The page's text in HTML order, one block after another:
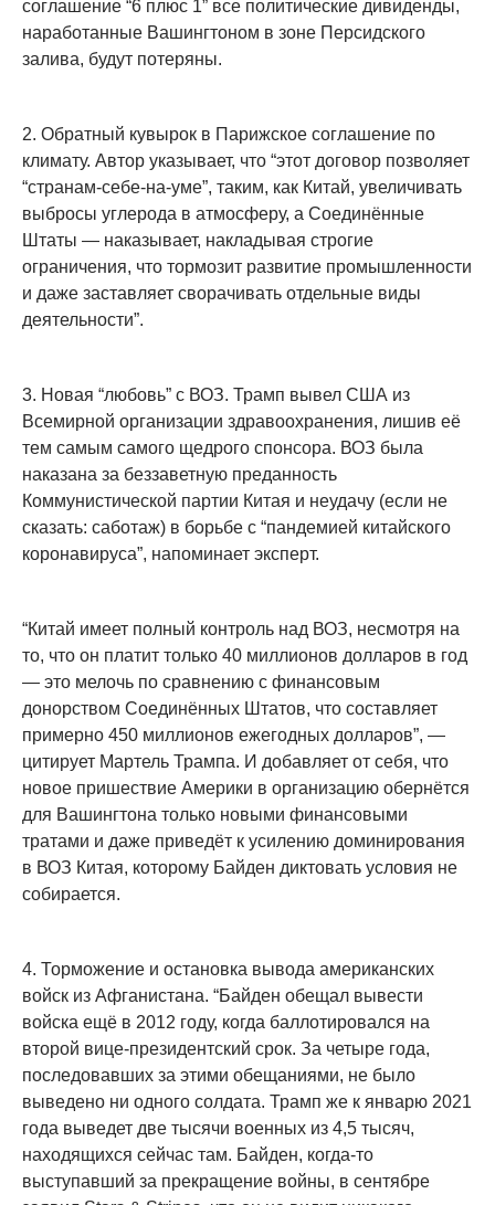
соглашение “6 плюс 1” все политические дивиденды,
наработанные Вашингтоном в зоне Персидского
залива, будут потеряны.
2. Обратный кувырок в Парижское соглашение по
климату. Автор указывает, что “этот договор позволяет
“странам-себе-на-уме”, таким, как Китай, увеличивать
выбросы углерода в атмосферу, а Соединённые
Штаты — наказывает, накладывая строгие
ограничения, что тормозит развитие промышленности
и даже заставляет сворачивать отдельные виды
деятельности”.
3. Новая “любовь” с ВОЗ. Трамп вывел США из
Всемирной организации здравоохранения, лишив её
тем самым самого щедрого спонсора. ВОЗ была
наказана за беззаветную преданность
Коммунистической партии Китая и неудачу (если не
сказать: саботаж) в борьбе с “пандемией китайского
коронавируса”, напоминает эксперт.
“Китай имеет полный контроль над ВОЗ, несмотря на
то, что он платит только 40 миллионов долларов в год
— это мелочь по сравнению с финансовым
донорством Соединённых Штатов, что составляет
примерно 450 миллионов ежегодных долларов”, —
цитирует Мартель Трампа. И добавляет от себя, что
новое пришествие Америки в организацию обернётся
для Вашингтона только новыми финансовыми
тратами и даже приведёт к усилению доминирования
в ВОЗ Китая, которому Байден диктовать условия не
собирается.
4. Торможение и остановка вывода американских
войск из Афганистана. “Байден обещал вывести
войска ещё в 2012 году, когда баллотировался на
второй вице-президентский срок. За четыре года,
последовавших за этими обещаниями, не было
выведено ни одного солдата. Трамп же к январю 2021
года выведет две тысячи военных из 4,5 тысяч,
находящихся сейчас там. Байден, когда-то
выступавший за прекращение войны, в сентябре